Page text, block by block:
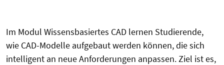
Im Modul Wissensbasiertes CAD lernen Studierende,
wie CAD-Modelle aufgebaut werden können, die sich
intelligent an neue Anforderungen anpassen. Ziel ist es,